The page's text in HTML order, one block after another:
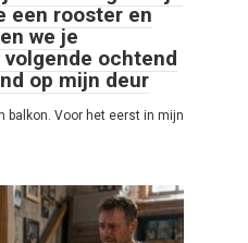
een rooster en
we je
volgende ochtend
op mijn deur
balkon. Voor het eerst in mijn